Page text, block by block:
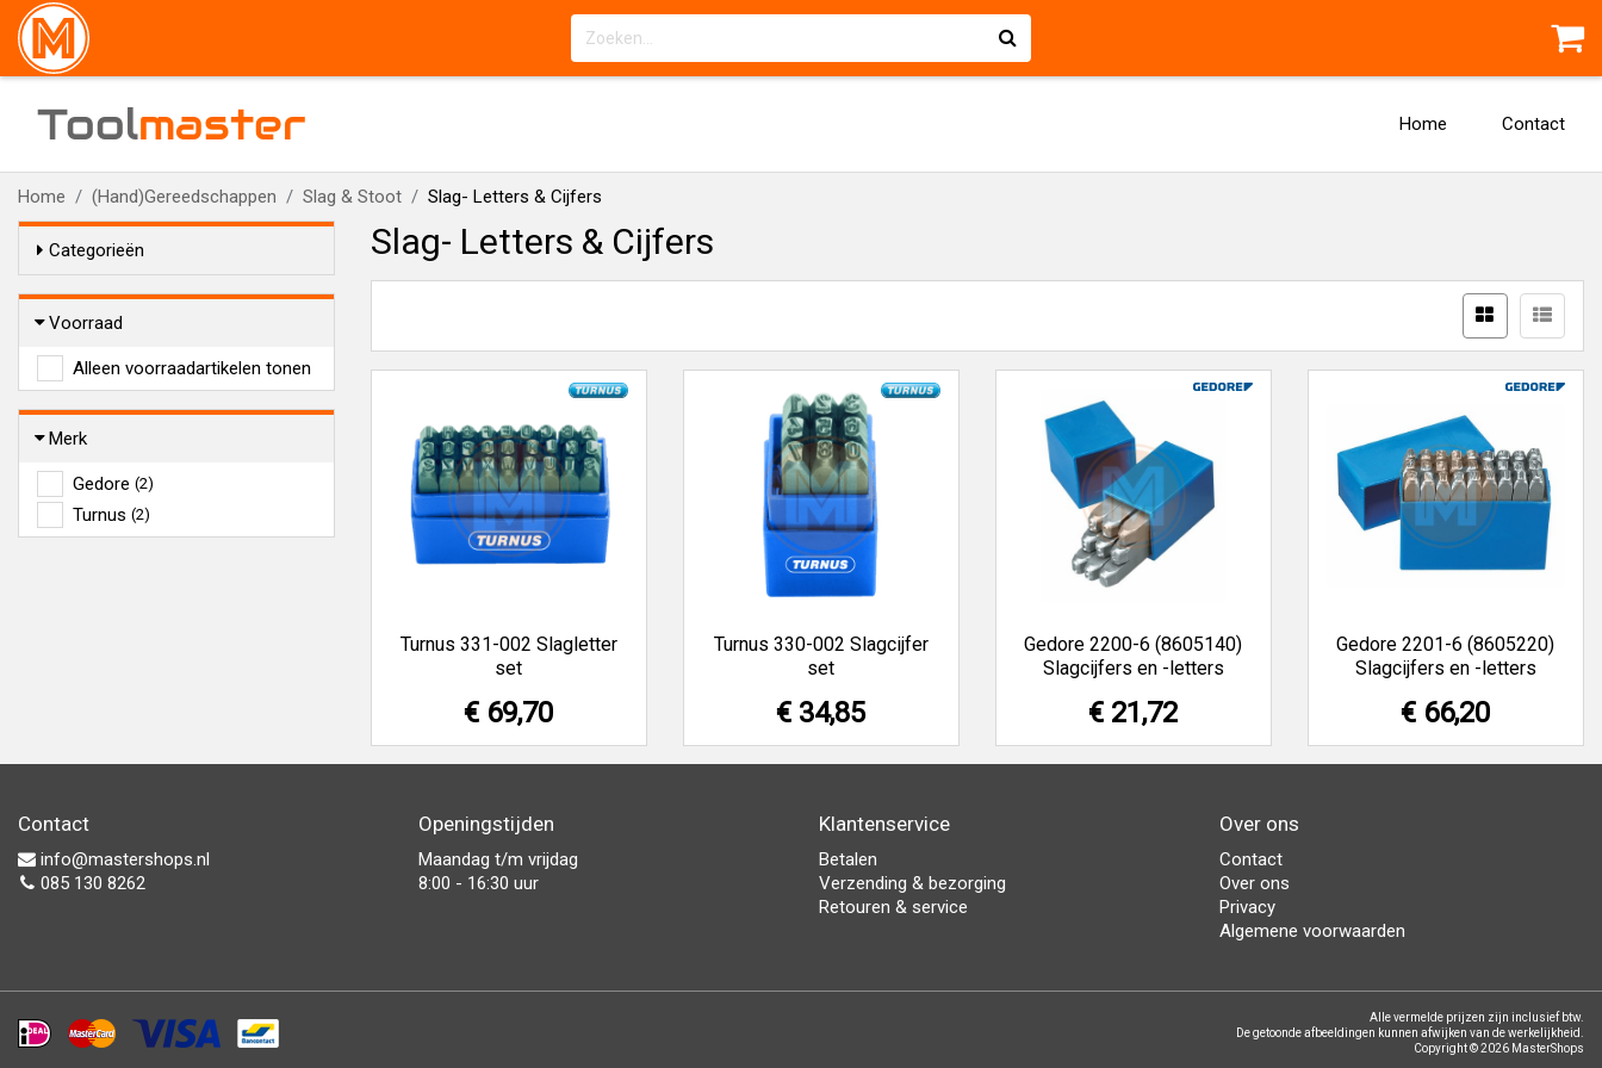
Toolmaster Home Contact
Home (Hand)Gereedschappen Slag & Stoot Slag- Letters & Cijfers
Categorieën
Voorraad
Alleen voorraadartikelen tonen
Merk
Gedore (2)
Turnus (2)
Slag- Letters & Cijfers
Turnus 331-002 Slagletter
set
€ 69,70
Turnus 330-002 Slagcijfer
set
€ 34,85
Gedore 2200-6 (8605140)
Slagcijfers en -letters
€ 21,72
Gedore 2201-6 (8605220)
Slagcijfers en -letters
€ 66,20
Contact
info@mastershops.nl
085 130 8262
Openingstijden
Maandag t/m vrijdag
8:00 - 16:30 uur
Klantenservice
Betalen
Verzending & bezorging
Retouren & service
Over ons
Contact
Over ons
Privacy
Algemene voorwaarden
Alle vermelde prijzen zijn inclusief btw.
De getoonde afbeeldingen kunnen afwijken van de werkelijkheid.
Copyright © 2026 MasterShops